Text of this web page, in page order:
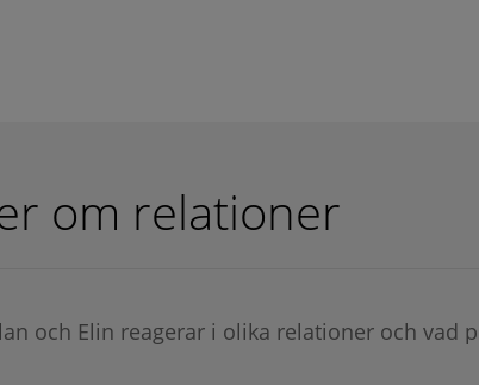
om relationer
och Elin reagerar i olika relationer och vad